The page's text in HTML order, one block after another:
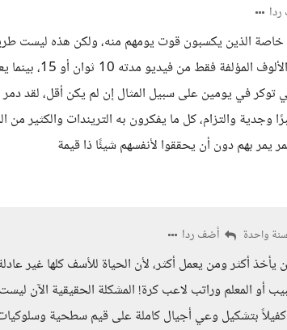
خاصة الذين يكسبون قوت يومهم منه، ولكن هذه ليست
أسلةبًا عادلًا في الحياة،
توكر في يومين على سبيل المثال إن لم يكن أقل، لقد
وجدية والتزام، كل ما يفكرون به التريندات والكثير من
بهم دون أن يحققوا لأنفسهم شيئًا ذا قيمة
واحدة أضف ردا
يأخذ أكثر ومن يعمل أكثر، لأن الحياة للأسف كلها غير
أو المعلم وراتب لاعب كرة! المشكلة الحقيقية الآن
كفيلاً بتشكيل وعي أجيال كاملة على قيم سطحية